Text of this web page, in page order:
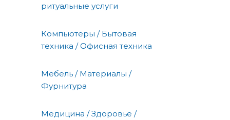
ритуальные услуги
Компьютеры / Бытовая
техника / Офисная техника
Мебель / Материалы /
Фурнитура
Медицина / Здоровье /